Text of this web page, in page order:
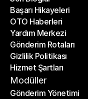
Son Bloglar
Başarı Hikayeleri
Başarı Hikayeleri
OTO Haberleri
OTO Haberleri
Yardım Merkezi
Yardım Merkezi
Gönderim Rotaları
Gönderim Rotaları
Gizlilik Politikası
Gizlilik Politikası
Hizmet Şartları
Hizmet Şartları
Modüller
Gönderim Yönetimi